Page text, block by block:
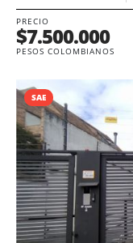
PRECIO
$7.500.000
PESOS COLOMBIANOS
SAE